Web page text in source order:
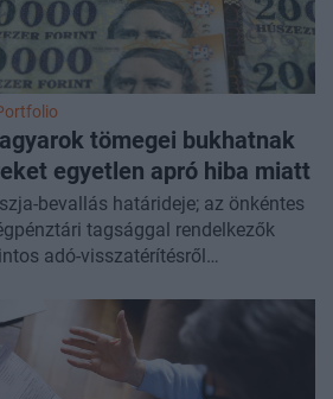
tömegei bukhatnak
egyetlen apró hiba miatt
bevallás határideje; az önkéntes
tagsággal rendelkezők
adó-visszatérítésről
Tavaly 41,9 milliárd forint szja-
pénztártagok, ami 5,5 milliárddal
ám az elméletileg lehetséges
messze elmaradt. A